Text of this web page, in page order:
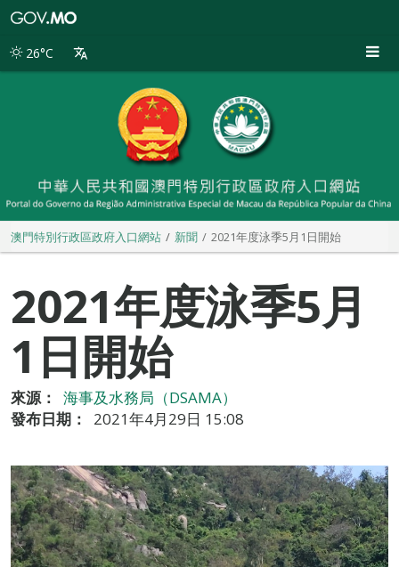
別
26°C
澳門特別行政區政府入口網站 新聞 2021年度泳季5月1日開始
2021年度泳季5月
1日開始
來源：
海事及水務局（DSAMA）
發布日期：
2021年4月29日 15:08